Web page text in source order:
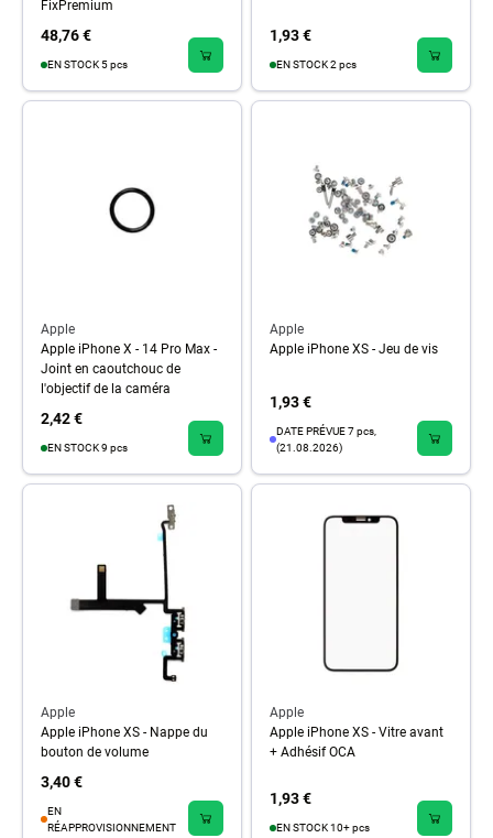
FixPremium
48,76 €
EN STOCK 5 pcs
1,93 €
EN STOCK 2 pcs
Apple
Apple iPhone X - 14 Pro Max -
Joint en caoutchouc de
l'objectif de la caméra
2,42 €
EN STOCK 9 pcs
Apple
Apple iPhone XS - Jeu de vis
1,93 €
DATE PRÉVUE 7 pcs,
(21.08.2026)
Apple
Apple iPhone XS - Nappe du
bouton de volume
3,40 €
EN
RÉAPPROVISIONNEMENT
Apple
Apple iPhone XS - Vitre avant
+ Adhésif OCA
1,93 €
EN STOCK 10+ pcs